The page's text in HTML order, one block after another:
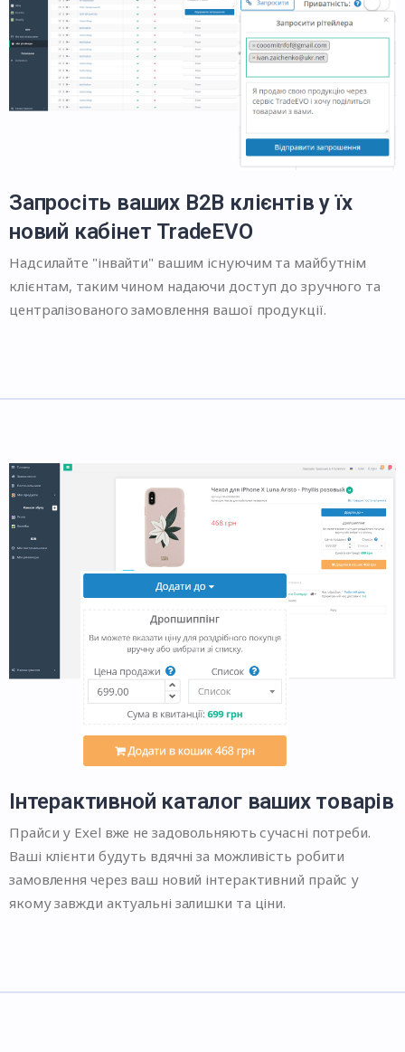
Запросіть ваших B2B клієнтів у їх
новий кабінет TradeEVO
Надсилайте "інвайти" вашим існуючим та майбутнім
клієнтам, таким чином надаючи доступ до зручного та
централізованого замовлення вашої продукції.
Інтерактивной каталог ваших товарів
Прайси у Exel вже не задовольняють сучасні потреби.
Ваші клієнти будуть вдячні за можливість робити
замовлення через ваш новий інтерактивний прайс у
якому завжди актуальні залишки та ціни.